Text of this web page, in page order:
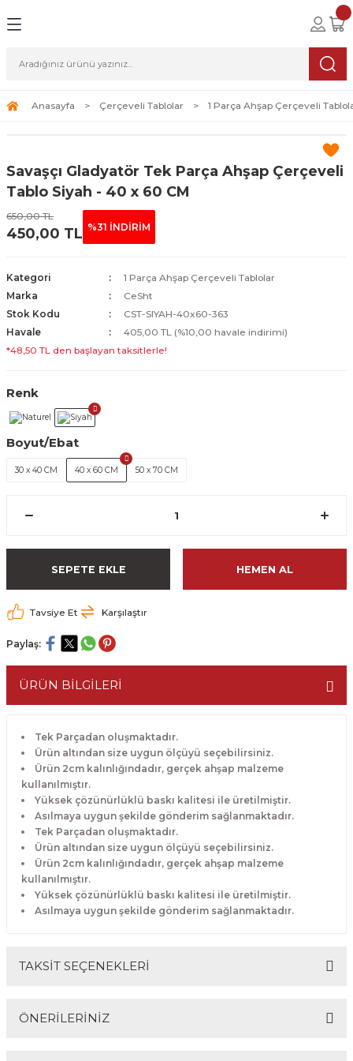
Tablolar
Tablolar
Sanat
Anasayfa Çerçeveli Tablolar 1 Parça Ahşap Çerçeveli
Savaşçı Gladyatör Tek Parça Ahşap Çerçeveli
Tablo Siyah - 40 x 60 CM
650,00 TL
450,00 TL %31 İNDİRİM
Kategori
1 Parça Ahşap Çerçeveli Tablolar
Marka
CeSht
Stok Kodu
CST-SIYAH-40x60-363
Havale
405,00 TL (%10,00 havale indirimi)
*48,50 TL den başlayan taksitlerle!
Renk
Boyut/Ebat
30 x 40 CM 40 x 60 CM 50 x 70 CM
SEPETE EKLE HEMEN AL
Tavsiye Et Karşılaştır
Paylaş:
ÜRÜN BİLGİLERİ
Tek Parçadan oluşmaktadır.
Ürün altından size uygun ölçüyü seçebilirsiniz.
Ürün 2cm kalınlığındadır, gerçek ahşap malzeme
kullanılmıştır.
Yüksek çözünürlüklü baskı kalitesi ile üretilmiştir.
Asılmaya uygun şekilde gönderim sağlanmaktadır.
Tek Parçadan oluşmaktadır.
Ürün altından size uygun ölçüyü seçebilirsiniz.
Ürün 2cm kalınlığındadır, gerçek ahşap malzeme
kullanılmıştır.
Yüksek çözünürlüklü baskı kalitesi ile üretilmiştir.
Asılmaya uygun şekilde gönderim sağlanmaktadır.
TAKSİT SEÇENEKLERİ
ÖNERİLERİNİZ